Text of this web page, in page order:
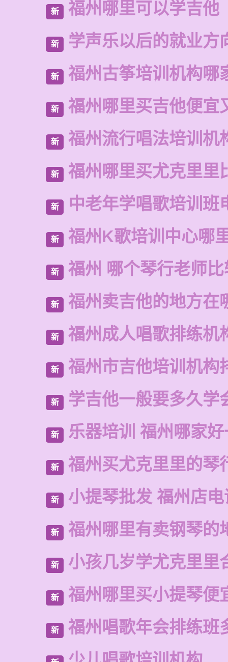
新 福州哪里可以学吉他
新 学声乐以后的就业方
新 福州古筝培训机构哪
新 福州哪里买吉他便宜
新 福州流行唱法培训机
新 福州哪里买尤克里里
新 中老年学唱歌培训班
新 福州K歌培训中心哪
新 福州 哪个琴行老师
新 福州卖吉他的地方在
新 福州成人唱歌排练机
新 福州市吉他培训机构
新 学吉他一般要多久学
新 乐器培训 福州哪家
新 福州买尤克里里的琴
新 小提琴批发 福州店
新 福州哪里有卖钢琴的
新 小孩几岁学尤克里里
新 福州哪里买小提琴便
新 福州唱歌年会排练班